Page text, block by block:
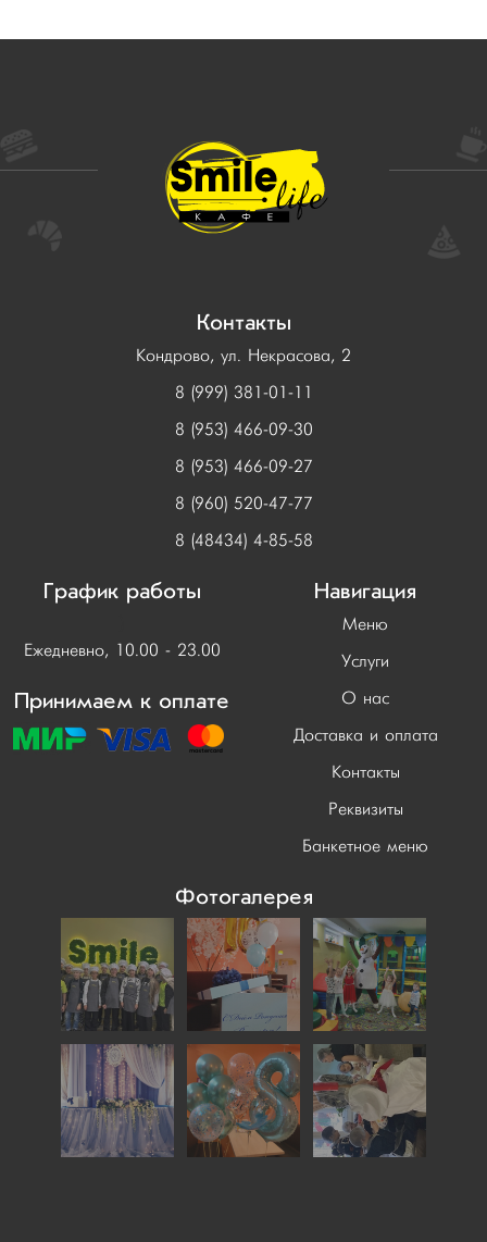
Контакты
Кондрово, ул. Некрасова, 2
8 (999) 381-01-11
8 (953) 466-09-30
8 (953) 466-09-27
8 (960) 520-47-77
8 (48434) 4-85-58
График работы
Ежедневно, 10.00 - 23.00
Принимаем к оплате
Навигация
Меню
Услуги
О нас
Доставка и оплата
Контакты
Реквизиты
Банкетное меню
Фотогалерея